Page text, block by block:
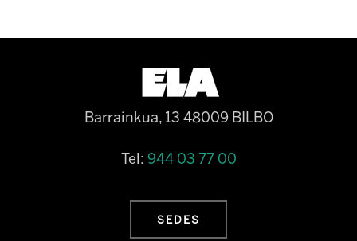
Barrainkua, 13 48009 BILBO
Tel: 944 03 77 00
SEDES